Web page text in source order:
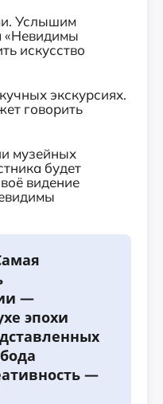
Услышим
«Невидимы
искусство
экскурсиях.
говорить
музейных
будет
видение
—
эпохи
—